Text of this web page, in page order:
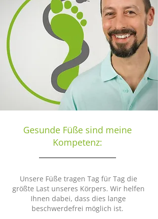
Gesunde Füße sind meine
Kompetenz:
Unsere Füße tragen Tag für Tag die
größte Last unseres Körpers. Wir helfen
Ihnen dabei, dass dies lange
beschwerdefrei möglich ist.